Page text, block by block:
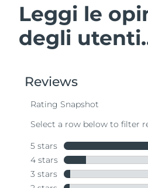
Leggi le
degli